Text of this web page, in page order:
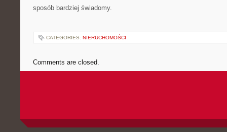
sposób bardziej świadomy.
CATEGORIES: NIERUCHOMOŚCI
Comments are closed.